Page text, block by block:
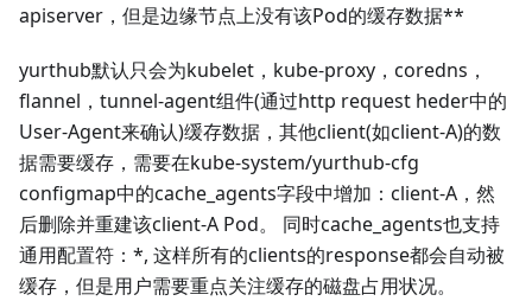
apiserver，但是边缘节点上没有该Pod的缓存数据**
yurthub默认只会为kubelet，kube-proxy，coredns，
flannel，tunnel-agent组件(通过http request heder中的
User-Agent来确认)缓存数据，其他client(如client-A)的数
据需要缓存，需要在kube-system/yurthub-cfg
configmap中的cache_agents字段中增加：client-A，然
后删除并重建该client-A Pod。 同时cache_agents也支持
通用配置符：*, 这样所有的clients的response都会自动被
缓存，但是用户需要重点关注缓存的磁盘占用状况。